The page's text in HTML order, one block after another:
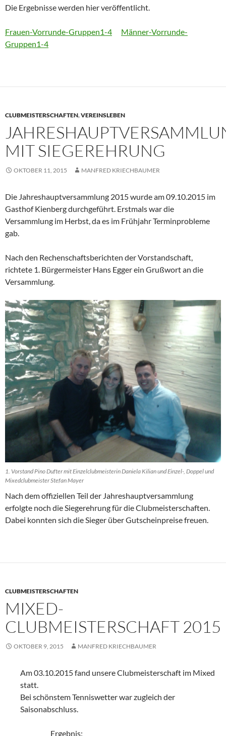
Die Ergebnisse werden hier veröffentlicht.
Frauen-Vorrunde-Gruppen1-4
Männer-Vorrunde-
Gruppen1-4
CLUBMEISTERSCHAFTEN,VEREINSLEBEN
MIT SIEGEREHRUNG
OKTOBER 11, 2015 MANFRED KRIECHBAUMER
Die Jahreshauptversammlung 2015 wurde am 09.10.2015 im
Gasthof Kienberg durchgeführt. Erstmals war die
Versammlung im Herbst, da es im Frühjahr Terminprobleme
gab.
Nach den Rechenschaftsberichten der Vorstandschaft,
richtete 1. Bürgermeister Hans Egger ein Grußwort an die
Versammlung.
1. Vorstand Pino Dufter mit Einzelclubmeisterin Daniela Kilian und Einzel-, Doppel und
Mixedclubmeister Stefan Mayer
Nach dem offiziellen Teil der Jahreshauptversammlung
erfolgte noch die Siegerehrung für die Clubmeisterschaften.
Dabei konnten sich die Sieger über Gutscheinpreise freuen.
CLUBMEISTERSCHAFTEN
MIXED-
CLUBMEISTERSCHAFT 2015
OKTOBER 9, 2015 MANFRED KRIECHBAUMER
Am 03.10.2015 fand unsere Clubmeisterschaft im Mixed
statt.
Bei schönstem Tenniswetter war zugleich der
Saisonabschluss.
Ergebnis: